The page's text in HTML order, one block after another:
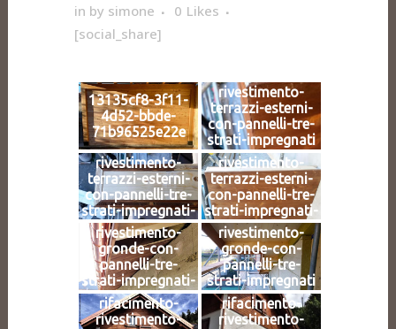
in by simone 0 Likes
[social_share]
13135cf8-3f11-
4d52-bbde-
71b96525e22e
rivestimento-
terrazzi-esterni-
con-pannelli-tre-
strati-impregnati
rivestimento-
terrazzi-esterni-
con-pannelli-tre-
strati-impregnati-
2
rivestimento-
terrazzi-esterni-
con-pannelli-tre-
strati-impregnati-
3
rivestimento-
gronde-con-
pannelli-tre-
strati-impregnati-
2
rivestimento-
gronde-con-
pannelli-tre-
strati-impregnati
rifacimento-
rivestimento-
rifacimento-
rivestimento-